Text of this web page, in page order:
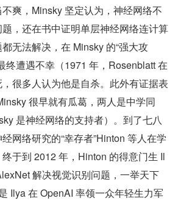
爽，Minsky 坚定认为，神经网络不
，还在书中证明单层神经网络连计算
无法解决，在 Minsky 的“强大攻
终遭遇不幸（1971 年，Rosenblatt 在
很多人认为他是自杀。此外有证据表
很早就有瓜葛，两人是中学同
是神经网络的支持者）。到了七八
网络研究的“幸存者”Hinton 等人在学
于到 2012 年，Hinton 的得意门生 Il
解决视觉识别问题，一举天下
Ilya 在 OpenAI 率领一众年轻生力军